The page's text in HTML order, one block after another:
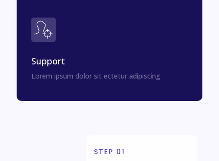
Support
Lorem ipsum dolor sit ectetur adipiscing
STEP 01